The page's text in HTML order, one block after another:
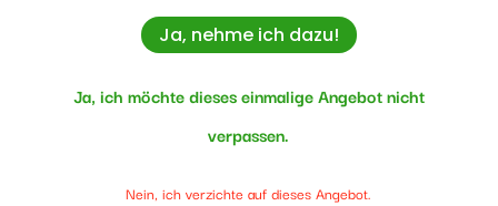
Ja, nehme ich dazu!
Ja, ich möchte dieses einmalige Angebot nicht
verpassen.
Nein, ich verzichte auf dieses Angebot.